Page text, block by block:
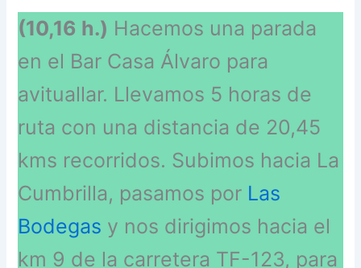
(10,16 h.) Hacemos una parada
en el Bar Casa Álvaro para
avituallar. Llevamos 5 horas de
ruta con una distancia de 20,45
kms recorridos. Subimos hacia La
Cumbrilla, pasamos por Las
Bodegas y nos dirigimos hacia el
km 9 de la carretera TF-123, para